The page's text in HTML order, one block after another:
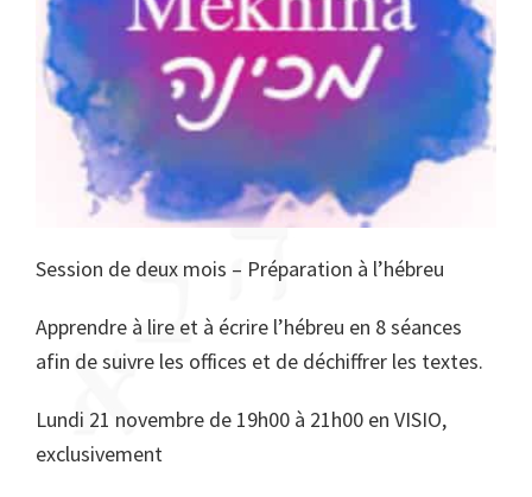
Session de deux mois – Préparation à l’hébreu
Apprendre à lire et à écrire l’hébreu en 8 séances
afin de suivre les offices et de déchiffrer les textes.
Lundi 21 novembre de 19h00 à 21h00 en VISIO,
exclusivement